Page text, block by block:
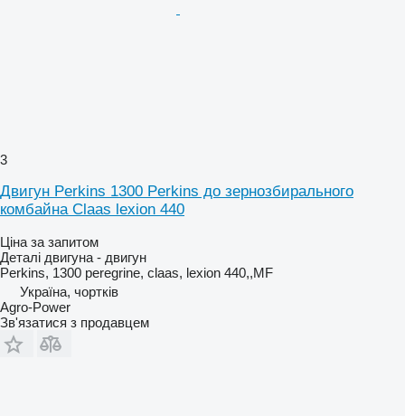
3
Двигун Perkins 1300 Perkins до зернозбирального
комбайна Claas lexion 440
Ціна за запитом
Деталі двигуна - двигун
Perkins, 1300 peregrine, claas, lexion 440,,MF
Україна, чортків
Agro-Power
Зв'язатися з продавцем